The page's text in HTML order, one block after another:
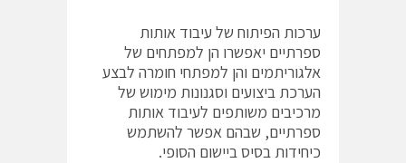
ערכות הפיתוח של עיבוד אותות
ספרתיים יאפשרו הן למפתחים של
אלגוריתמים והן למפתחי חומרה לבצע
הערכת ביצועים וסגנונות מימוש של
מרכיבים משותפים לעיבוד אותות
ספרתיים, שבהם אפשר להשתמש
כיחידות בסיס ביישום הסופי.